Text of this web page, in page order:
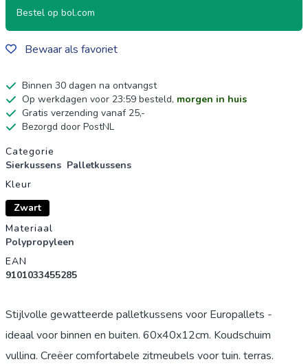
Bestel op bol.com
Bewaar als favoriet
Binnen 30 dagen na ontvangst
Op werkdagen voor 23:59 besteld, morgen in huis
Gratis verzending vanaf 25,-
Bezorgd door PostNL
Productgegevens
Categorie
Sierkussens Palletkussens
Kleur
Zwart
Materiaal
Polypropyleen
EAN
9101033455285
Stijlvolle gewatteerde palletkussens voor Europallets -
ideaal voor binnen en buiten. 60x40x12cm. Koudschuim
vulling. Creëer comfortabele zitmeubels voor tuin, terras,